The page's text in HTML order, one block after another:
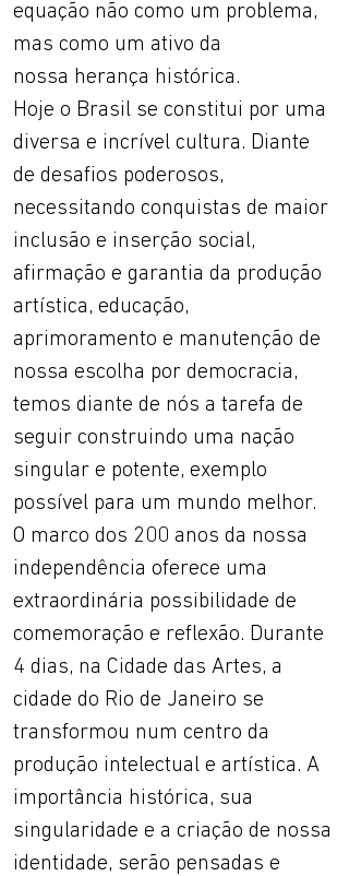
equação não como um problema,
mas como um ativo da
nossa herança histórica.
Hoje o Brasil se constitui por uma
diversa e incrível cultura. Diante
de desafios poderosos,
necessitando conquistas de maior
inclusão e inserção social,
afirmação e garantia da produção
artística, educação,
aprimoramento e manutenção de
nossa escolha por democracia,
temos diante de nós a tarefa de
seguir construindo uma nação
singular e potente, exemplo
possível para um mundo melhor.
O marco dos 200 anos da nossa
independência oferece uma
extraordinária possibilidade de
comemoração e reflexão. Durante
4 dias, na Cidade das Artes, a
cidade do Rio de Janeiro se
transformou num centro da
produção intelectual e artística. A
importância histórica, sua
singularidade e a criação de nossa
identidade, serão pensadas e